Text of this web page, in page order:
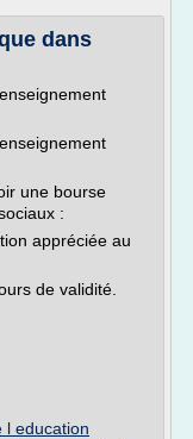
dans
une bourse
:
appréciée au
de validité.
l education